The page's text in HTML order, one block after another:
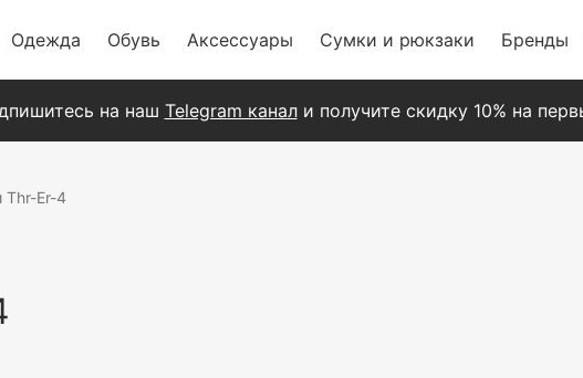
Одежда Обувь Аксессуары Сумки и рюкзаки Бренды
на наш Telegram канали получите скидку 10% на
Thr-Er-4